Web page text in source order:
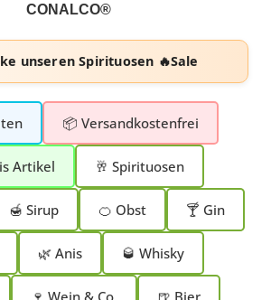
CONALCO®
unserenSpirituosen 🔥Sale
📦 Versandkostenfrei
Artikel 🥂 Spirituosen
🍯 Sirup 🍊 Obst 🍸 Gin
🌿 Anis 🥃 Whisky
🍷 Wein & Co. 🍺 Bier